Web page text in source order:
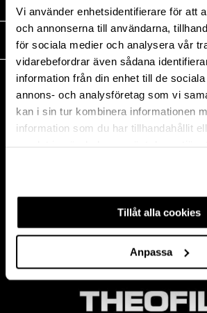
Vi använder enhetsidentifierare för att
och annonserna till användarna,
för sociala medier och analysera vår
vidarebefordrar även sådana
information från din enhet till de
annons- och analysföretag som vi
kan i sin tur kombinera informationen
information som du har tillhandahållit
Tillåt alla cookies
Anpassa
THEOFILS
KONTAKT
Postadress:
BOX 1009 551 11
Jönköping, Sweden
Tel:+46 (0)10-178 13 00
Org. nr 556154-8925